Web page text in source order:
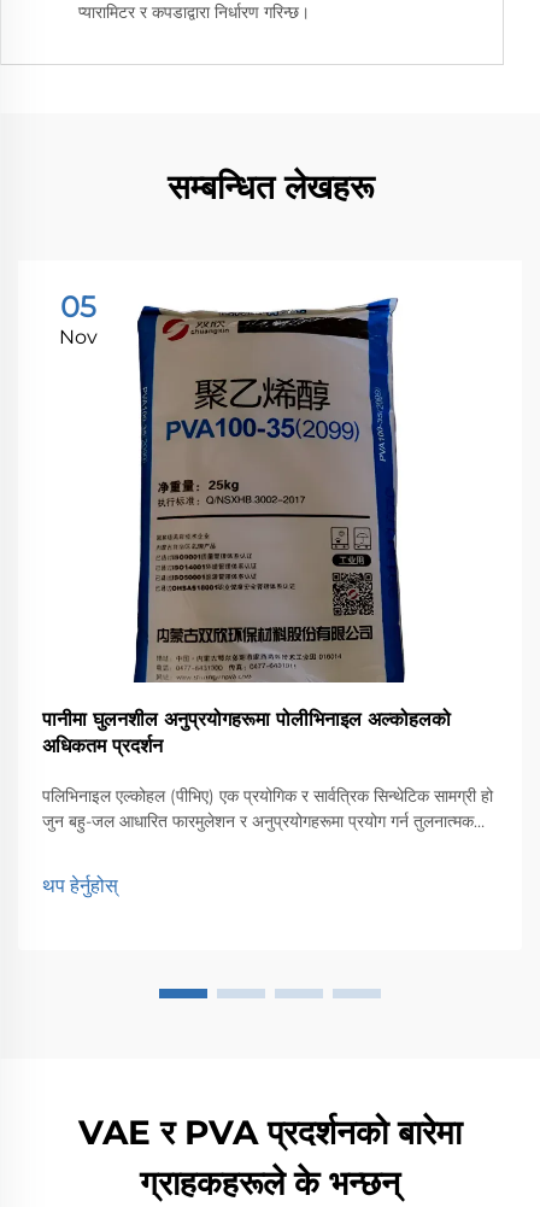
प्यारामिटर र कपडाद्वारा निर्धारण गरिन्छ।
सम्बन्धित लेखहरू
05
Nov
पानीमा घुलनशील अनुप्रयोगहरूमा पोलीभिनाइल अल्कोहलको
अधिकतम प्रदर्शन
पलिभिनाइल एल्कोहल (पीभिए) एक प्रयोगिक र सार्वत्रिक सिन्थेटिक सामग्री हो
जुन बहु-जल आधारित फारमुलेशन र अनुप्रयोगहरूमा प्रयोग गर्न तुलनात्मक
क्षेत्रहरूको चर्चा गर्दछ।
थप हेर्नुहोस्
VAE र PVA प्रदर्शनको बारेमा
ग्राहकहरूले के भन्छन्